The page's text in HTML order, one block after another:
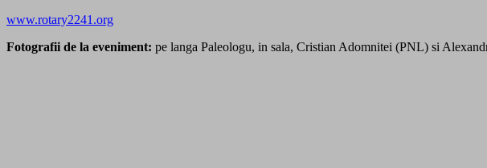
www.rotary2241.org
Fotografii de la eveniment: pe langa Paleologu, in sala, Cristian Adomnitei (PNL) si